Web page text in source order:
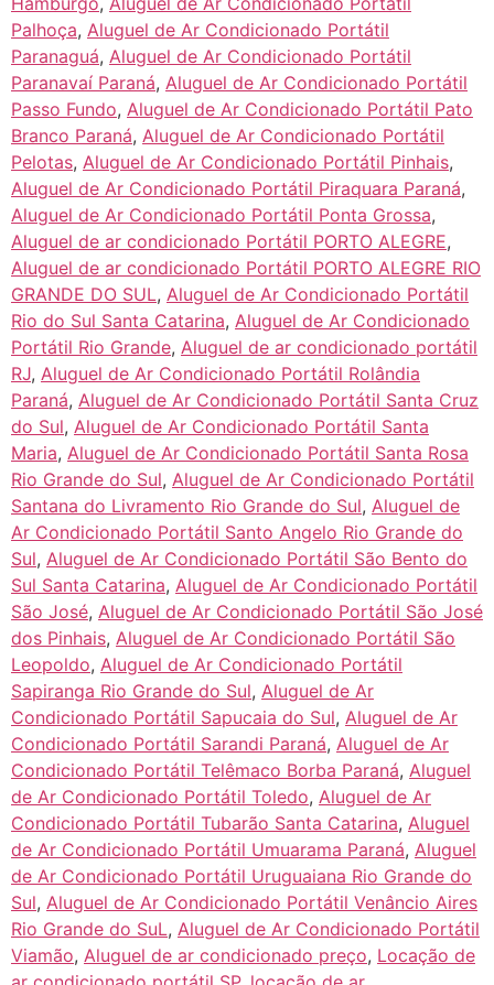
Palhoça, Aluguel de Ar Condicionado Portátil
Paranaguá, Aluguel de Ar Condicionado Portátil
Paranavaí Paraná, Aluguel de Ar Condicionado Portátil
Passo Fundo, Aluguel de Ar Condicionado Portátil Pato
Branco Paraná, Aluguel de Ar Condicionado Portátil
Pelotas, Aluguel de Ar Condicionado Portátil Pinhais,
Aluguel de Ar Condicionado Portátil Piraquara Paraná,
Aluguel de Ar Condicionado Portátil Ponta Grossa,
Aluguel de ar condicionado Portátil PORTO ALEGRE,
Aluguel de ar condicionado Portátil PORTO ALEGRE RIO
GRANDE DO SUL, Aluguel de Ar Condicionado Portátil
Rio do Sul Santa Catarina, Aluguel de Ar Condicionado
Portátil Rio Grande, Aluguel de ar condicionado portátil
RJ, Aluguel de Ar Condicionado Portátil Rolândia
Paraná, Aluguel de Ar Condicionado Portátil Santa Cruz
do Sul, Aluguel de Ar Condicionado Portátil Santa
Maria, Aluguel de Ar Condicionado Portátil Santa Rosa
Rio Grande do Sul, Aluguel de Ar Condicionado Portátil
Santana do Livramento Rio Grande do Sul, Aluguel de
Ar Condicionado Portátil Santo Angelo Rio Grande do
Sul, Aluguel de Ar Condicionado Portátil São Bento do
Sul Santa Catarina, Aluguel de Ar Condicionado Portátil
São José, Aluguel de Ar Condicionado Portátil São José
dos Pinhais, Aluguel de Ar Condicionado Portátil São
Leopoldo, Aluguel de Ar Condicionado Portátil
Sapiranga Rio Grande do Sul, Aluguel de Ar
Condicionado Portátil Sapucaia do Sul, Aluguel de Ar
Condicionado Portátil Sarandi Paraná, Aluguel de Ar
Condicionado Portátil Telêmaco Borba Paraná, Aluguel
de Ar Condicionado Portátil Toledo, Aluguel de Ar
Condicionado Portátil Tubarão Santa Catarina, Aluguel
de Ar Condicionado Portátil Umuarama Paraná, Aluguel
de Ar Condicionado Portátil Uruguaiana Rio Grande do
Sul, Aluguel de Ar Condicionado Portátil Venâncio Aires
Rio Grande do SuL, Aluguel de Ar Condicionado Portátil
Viamão, Aluguel de ar condicionado preço, Locação de